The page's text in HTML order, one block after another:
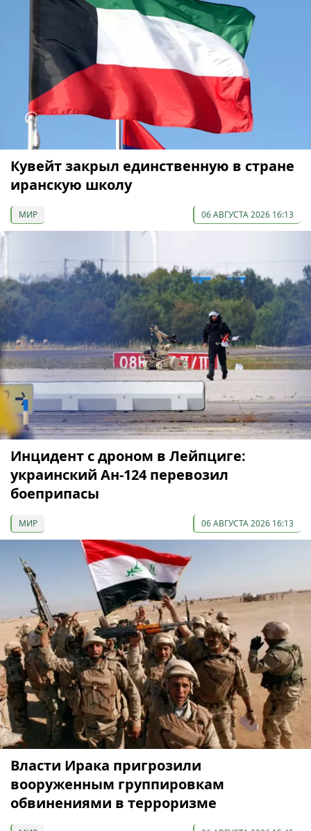
Кувейт закрыл единственную в стране
иранскую школу
МИР 06 АВГУСТА 2026 16:13
Инцидент с дроном в Лейпциге:
украинский Ан-124 перевозил
боеприпасы
МИР 06 АВГУСТА 2026 16:13
Власти Ирака пригрозили
вооруженным группировкам
обвинениями в терроризме